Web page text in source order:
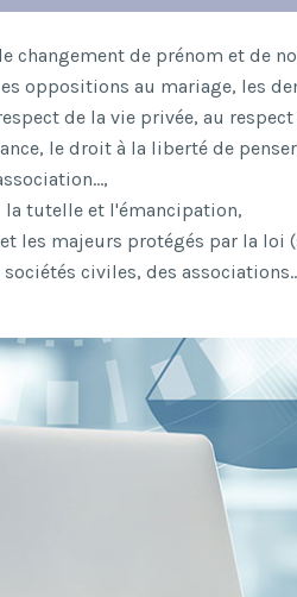
changement de prénom et de
oppositions au mariage, les
de la vie privée, au
le droit à la liberté de
tutelle et l'émancipation,
les majeurs protégés par la loi
civiles, des